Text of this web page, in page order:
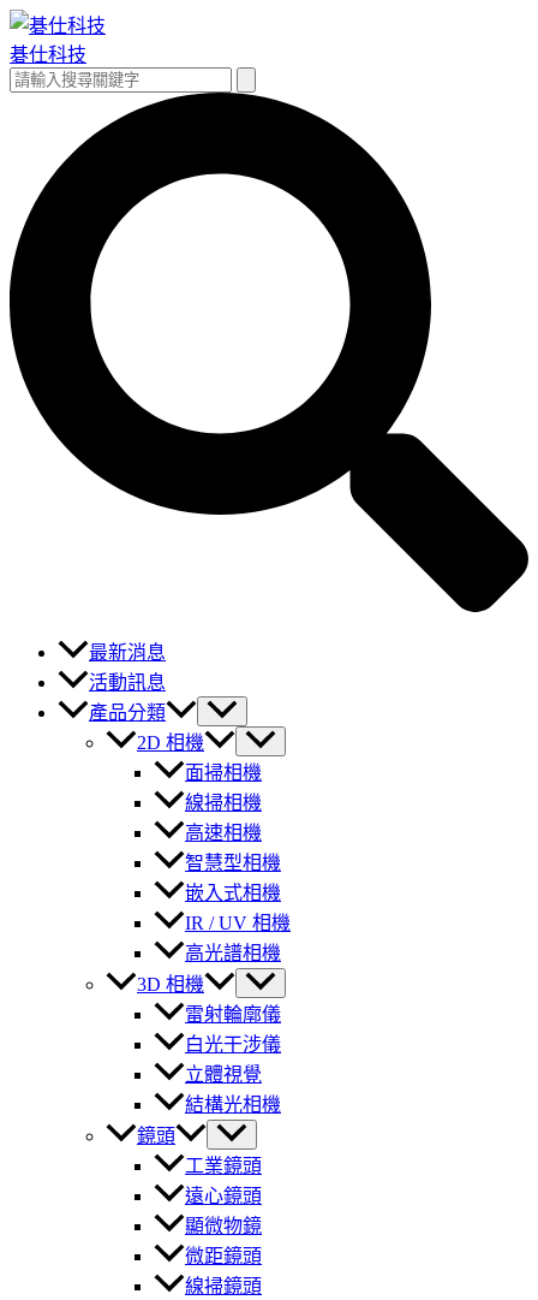
跳
至
主
碁仕科技
搜
最新消息
活動訊息
產品分類
2D 相機
面掃相機
線掃相機
高速相機
智慧型相機
嵌入式相機
IR / UV 相機
高光譜相機
3D 相機
雷射輪廓儀
白光干涉儀
立體視覺
結構光相機
鏡頭
工業鏡頭
遠心鏡頭
顯微物鏡
微距鏡頭
線掃鏡頭